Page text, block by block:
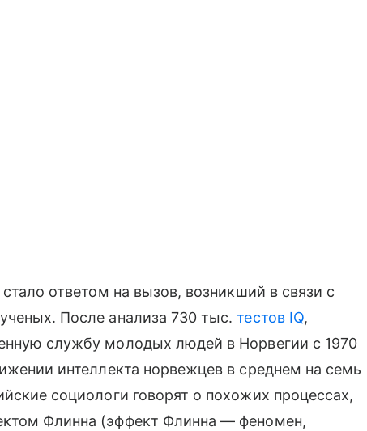
ответом на вызов, возникший в связи с
После анализа 730 тыс.тестов IQ,
службу молодых людей в Норвегии с 1970
интеллекта норвежцев в среднем на семь
социологи говорят о похожих процессах,
Флинна (эффект Флинна — феномен,